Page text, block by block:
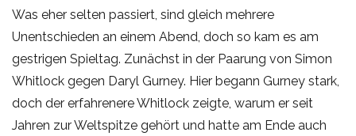
Was eher selten passiert, sind gleich mehrere
Unentschieden an einem Abend, doch so kam es am
gestrigen Spieltag. Zunächst in der Paarung von Simon
Whitlock gegen Daryl Gurney. Hier begann Gurney stark,
doch der erfahrenere Whitlock zeigte, warum er seit
Jahren zur Weltspitze gehört und hatte am Ende auch